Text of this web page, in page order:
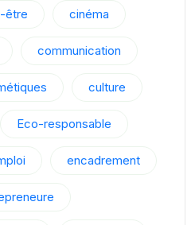
être cinéma
communication
culture
Eco-responsable
encadrement